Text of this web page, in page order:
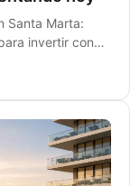
Santa Marta:
invertir con